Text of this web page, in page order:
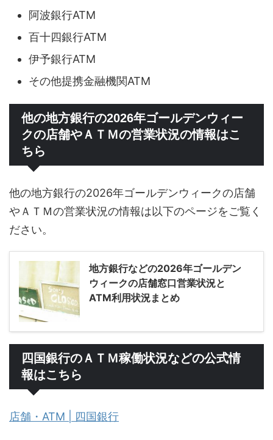
阿波銀行ATM
百十四銀行ATM
伊予銀行ATM
その他提携金融機関ATM
他の地方銀行の2026年ゴールデンウィー
クの店舗やＡＴＭの営業状況の情報はこ
ちら
他の地方銀行の2026年ゴールデンウィークの店舗
やＡＴＭの営業状況の情報は以下のページをご覧く
ださい。
地方銀行などの2026年ゴールデン
ウィークの店舗窓口営業状況と
ATM利用状況まとめ
四国銀行のＡＴＭ稼働状況などの公式情
報はこちら
店舗・ATM | 四国銀行